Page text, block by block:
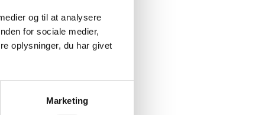
og til at analysere
for sociale medier,
oplysninger, du har givet
Marketing